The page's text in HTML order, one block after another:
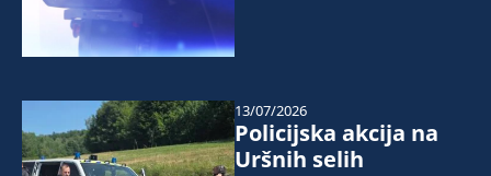
Policijska akcija na
Uršnih selih
13/07/2026